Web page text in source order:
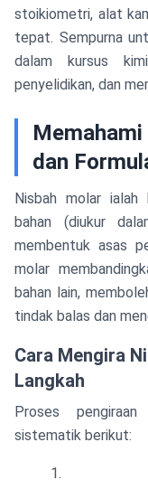
stoikiometri, alat
tepat. Sempurna
dalam kursus
penyelidikan, dan
dan
Nisbah molar ialah
bahan (diukur
membentuk asas
molar
bahan lain,
tindak balas dan
Cara Mengira
Langkah
Proses
sistematik berikut: